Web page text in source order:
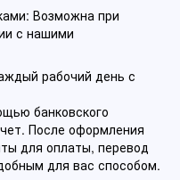
Возможна при
с нашими
рабочий день с
банковского
После оформления
для оплаты, перевод
для вас способом.